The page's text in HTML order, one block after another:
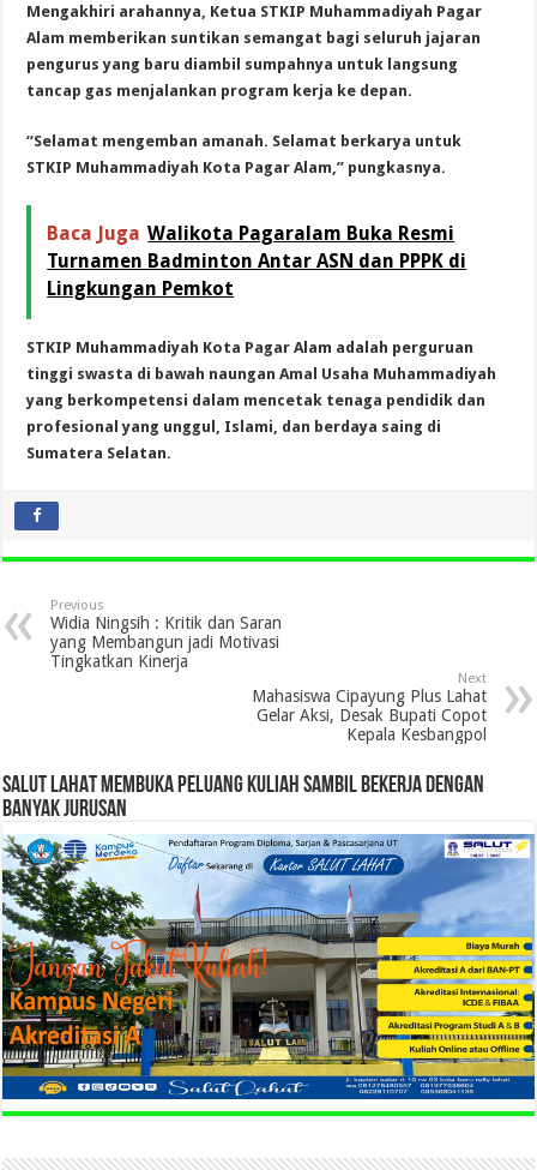
Mengakhiri arahannya, Ketua STKIP Muhammadiyah Pagar
Alam memberikan suntikan semangat bagi seluruh jajaran
pengurus yang baru diambil sumpahnya untuk langsung
tancap gas menjalankan program kerja ke depan.
“Selamat mengemban amanah. Selamat berkarya untuk
STKIP Muhammadiyah Kota Pagar Alam,” pungkasnya.
Baca Juga Walikota Pagaralam Buka Resmi
Turnamen Badminton Antar ASN dan PPPK di
Lingkungan Pemkot
STKIP Muhammadiyah Kota Pagar Alam adalah perguruan
tinggi swasta di bawah naungan Amal Usaha Muhammadiyah
yang berkompetensi dalam mencetak tenaga pendidik dan
profesional yang unggul, Islami, dan berdaya saing di
Sumatera Selatan.
Previous
Widia Ningsih : Kritik dan Saran
yang Membangun jadi Motivasi
Tingkatkan Kinerja
Next
Mahasiswa Cipayung Plus Lahat
Gelar Aksi, Desak Bupati Copot
Kepala Kesbangpol
SALUT LAHAT MEMBUKA PELUANG KULIAH SAMBIL BEKERJA DENGAN
BANYAK JURUSAN